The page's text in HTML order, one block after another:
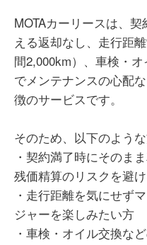
MOTAカーリースでハス
しで新車に乗れたことに
家計管理がしやすかった
ので通勤や買い物もしや
40代 女性
一番のメリットは、契約
引き継いだり新規加入し
す。コミコミ価格だけに
冷静に計算しておくべき
契約プランや車種によっ
スの範囲が異なり、細か
おかないと、後から思っ
ったということが起こり
オンラインでの手続きや
MOTAカーリースは、
える返却なし、走行距
間2,000km）、車検・
でメンテナンスの心配
徴のサービスです。
そのため、以下のよう
・契約満了時にそのま
残価精算のリスクを避
・走行距離を気にせず
ジャーを楽しみたい方
・車検・オイル交換な